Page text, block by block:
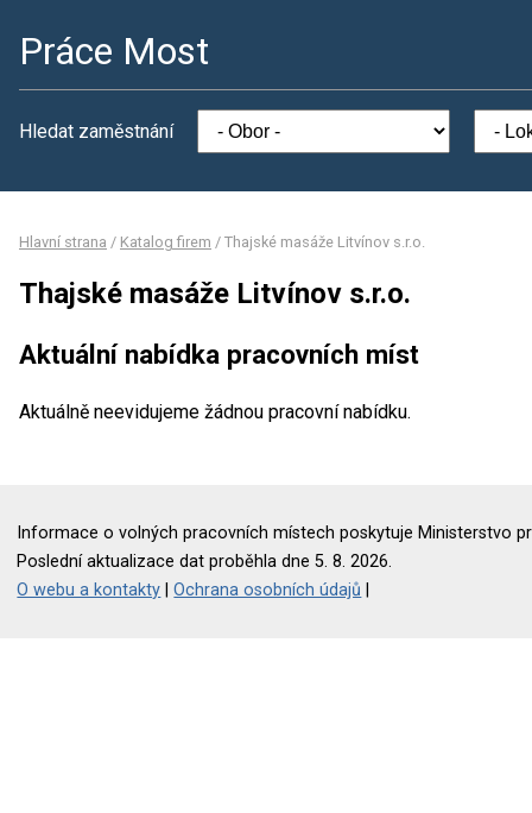
Práce Most
Hledat zaměstnání
Hlavní strana / Katalog firem / Thajské masáže Litvínov s.r.o.
Thajské masáže Litvínov s.r.o.
Aktuální nabídka pracovních míst
Aktuálně neevidujeme žádnou pracovní nabídku.
Informace o volných pracovních místech poskytuje Ministerstvo
Poslední aktualizace dat proběhla dne 5. 8. 2026.
O webu a kontakty |Ochrana osobních údajů